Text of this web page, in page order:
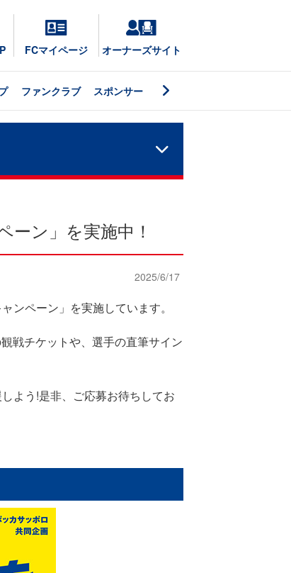
FCマイページ オーナーズサイト
ファンクラブ スポンサー
ン」を実施中！
2025/6/17
ンペーン」を実施しています。
戦チケットや、選手の直筆サイン
よう!是非、ご応募お待ちしてお